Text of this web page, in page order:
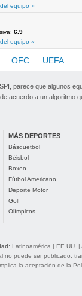
equipo »
6.9
equipo »
OFC UEFA
parece que algunos
acuerdo a un algoritmo
MÁS DEPORTES
Básquetbol
Béisbol
Boxeo
Fútbol Americano
Deporte Motor
Golf
Olímpicos
Latinoamérica | EE.UU. |
no puede ser publicado,
la aceptación de la